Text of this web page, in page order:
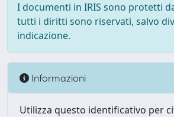
I documenti in IRIS sono protetti
tutti i diritti sono riservati, salvo
indicazione.
Informazioni
Utilizza questo identificativo per